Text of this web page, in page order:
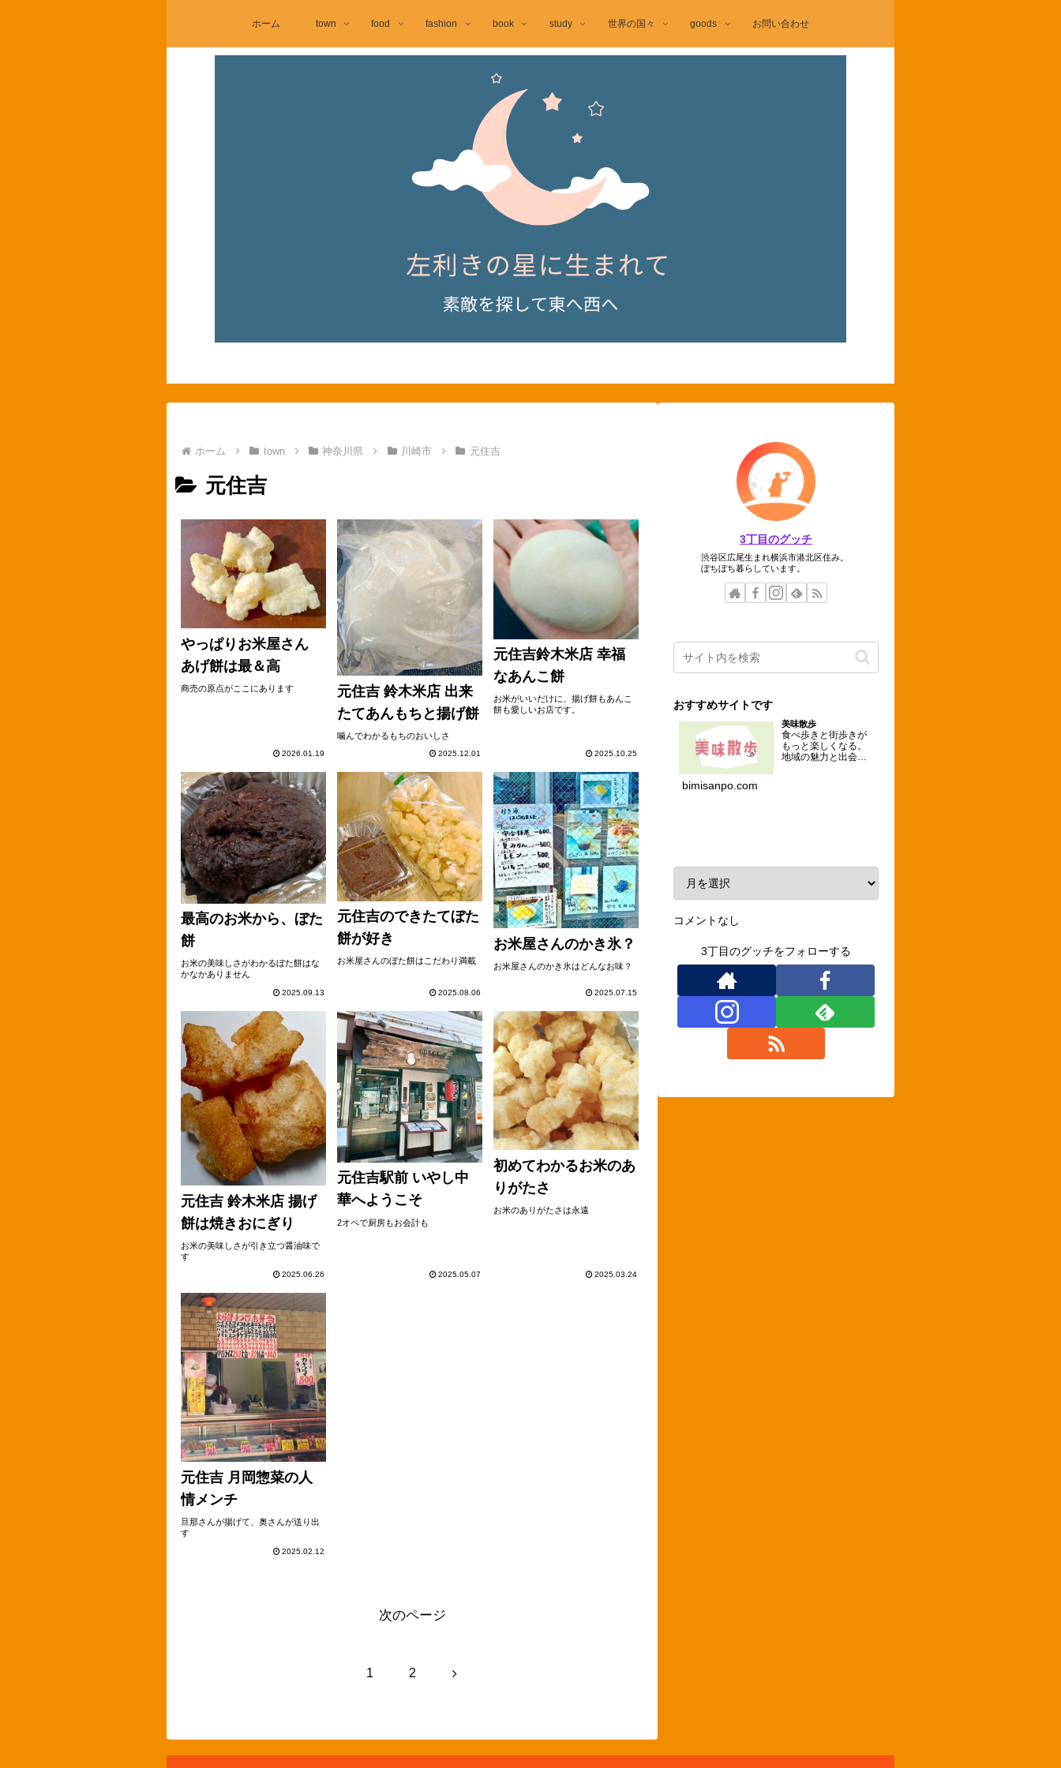
ホーム town food fashion book study 世界の国々 goods お問い合わせ
ホーム town 神奈川県 川崎市 元住吉
元住吉
やっぱりお米屋さん
あげ餅は最＆高
商売の原点がここにあります
2026.01.19
元住吉 鈴木米店 出来
たてあんもちと揚げ餅
噛んでわかるもちのおいしさ
2025.12.01
元住吉鈴木米店 幸福
なあんこ餅
お米がいいだけに、揚げ餅もあんこ
餅も愛しいお店です。
2025.10.25
最高のお米から、ぼた
餅
お米の美味しさがわかるぼた餅はな
かなかありません
2025.09.13
元住吉のできたてぼた
餅が好き
お米屋さんのぼた餅はこだわり満載
2025.08.06
お米屋さんのかき氷？
お米屋さんのかき氷はどんなお味？
2025.07.15
元住吉 鈴木米店 揚げ
餅は焼きおにぎり
お米の美味しさが引き立つ醤油味で
す
2025.06.26
元住吉駅前 いやし中
華へようこそ
2オペで厨房もお会計も
2025.05.07
初めてわかるお米のあ
りがたさ
お米のありがたさは永遠
2025.03.24
元住吉 月岡惣菜の人
情メンチ
旦那さんが揚げて、奥さんが送り出
す
2025.02.12
次のページ
1 2 次
3丁目のグッチ
渋谷区広尾生まれ横浜市港北区住み。
ぼちぼち暮らしています。
おすすめサイトです
美味散歩
食べ歩きと街歩きが
もっと楽しくなる。
地域の魅力と出会え
bimisanpo.com
コメントなし
3丁目のグッチをフォローする